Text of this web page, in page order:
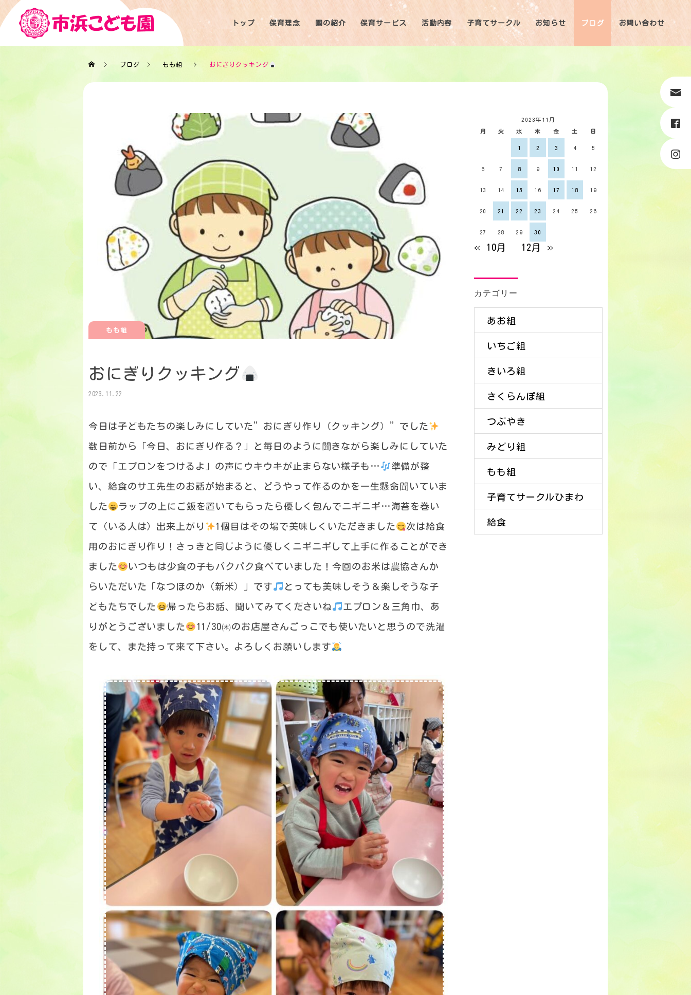
トップ 保育理念 園の紹介 保育サービス 活動内容 子育てサークル お知らせ ブログ お問い合わせ
ブログ もも組 おにぎりクッキング
もも組
おにぎりクッキング
2023.11.22
今日は子どもたちの楽しみにしていた”おにぎり作り（クッキング）”でした
数日前から「今日、おにぎり作る？」と毎日のように聞きながら楽しみにしていた
ので「エプロンをつけるよ」の声にウキウキが止まらない様子も… 準備が整
い、給食のサエ先生のお話が始まると、どうやって作るのかを一生懸命聞いていま
した ラップの上にご飯を置いてもらったら優しく包んでニギニギ…海苔を巻い
て（いる人は）出来上がり 1個目はその場で美味しくいただきました 次は給食
用のおにぎり作り！さっきと同じように優しくニギニギして上手に作ることができ
ました いつもは少食の子もパクパク食べていました！今回のお米は農協さんか
らいただいた「なつほのか（新米）」です とっても美味しそう＆楽しそうな子
どもたちでした 帰ったらお話、聞いてみてくださいね エプロン＆三角巾、あ
りがとうございました 11/30㈭のお店屋さんごっこでも使いたいと思うので洗濯
をして、また持って来て下さい。よろしくお願いします
2023年11月
月 火 水 木 金 土 日
1 2 3 4 5
6 7 8 9 10 11 12
13 14 15 16 17 18 19
20 21 22 23 24 25 26
27 28 29 30
« 10月 12月 »
カテゴリー
あお組
いちご組
きいろ組
さくらんぼ組
つぶやき
みどり組
もも組
子育てサークルひまわ
り
給食